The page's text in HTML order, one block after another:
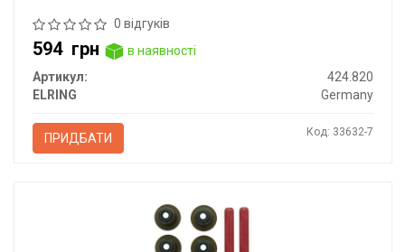
0 відгуків
594 грн
в наявності
Артикул:
424.820
ELRING
Germany
ПРИДБАТИ Код: 33632-7